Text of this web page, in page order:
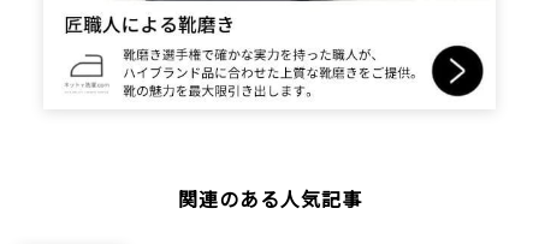
関連のある人気記事